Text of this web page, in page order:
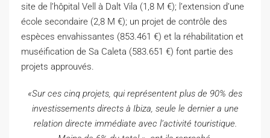
site de l’hôpital Vell à Dalt Vila (1,8 M €); l’extension d’une
école secondaire (2,8 M €); un projet de contrôle des
espèces envahissantes (853.461 €) et la réhabilitation et
muséification de Sa Caleta (583.651 €) font partie des
projets approuvés.
«Sur ces cinq projets, qui représentent plus de 90% des
investissements directs à Ibiza, seule le dernier a une
relation directe immédiate avec l’activité touristique.